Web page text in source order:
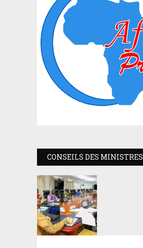
CONSEILS DES MINISTRES